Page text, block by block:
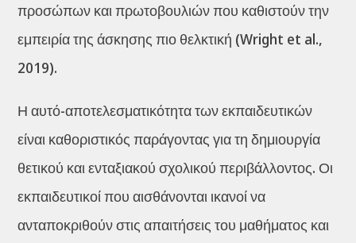
προσώπων και πρωτοβουλιών που καθιστούν την
εμπειρία της άσκησης πιο θελκτική (Wright et al.,
2019).
Η αυτό-αποτελεσματικότητα των εκπαιδευτικών
είναι καθοριστικός παράγοντας για τη δημιουργία
θετικού και ενταξιακού σχολικού περιβάλλοντος. Οι
εκπαιδευτικοί που αισθάνονται ικανοί να
ανταποκριθούν στις απαιτήσεις του μαθήματος και